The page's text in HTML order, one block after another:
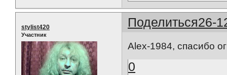
Поделиться26-
stylist420
Участник
Alex-1984, спасибо
0